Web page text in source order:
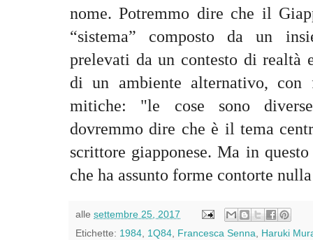
nome. Potremmo dire che il
“sistema” composto da un
prelevati da un contesto di realtà
di un ambiente alternativo,
mitiche: "le cose sono
dovremmo dire che è il tema
scrittore giapponese.Ma in
che ha assunto forme contorte
alle settembre 25, 2017
Etichette: 1984 1Q84 Francesca Senna
Haruki